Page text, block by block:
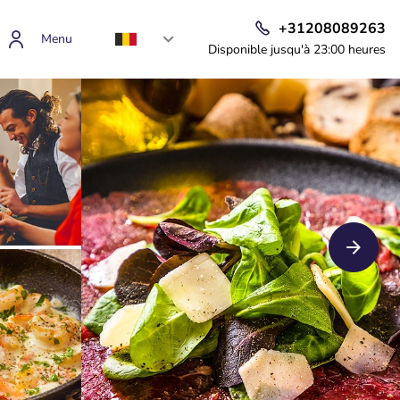
Menu
+31208089263
Disponible jusqu'à 23:00 heures